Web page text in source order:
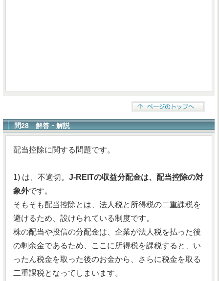
問28 解答・解説
配当控除に関する問題です。
1) は、不適切。 J-REITの収益分配金は、配当控除の対
象外です。
そもそも配当控除とは、法人税と所得税の二重課税を
避けるため、設けられている制度です。
株の配当や投信の分配金は、企業が法人税を払った後
の剰余金であるため、ここに所得税を課税すると、い
ったん税金を取った後のお金から、さらに税金を取る
二重課税となってしまいます。